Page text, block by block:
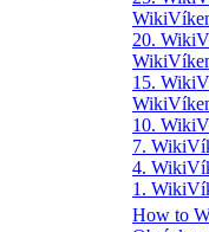
20.
15.
10.
7.
4.
1.
How to